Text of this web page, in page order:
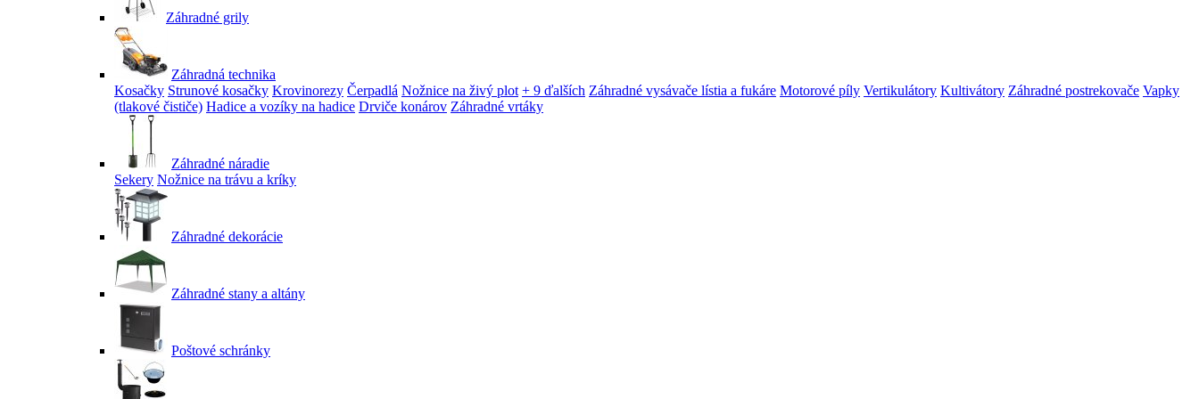
Záhradné grily
Záhradná technika
Kosačky Strunové kosačky Krovinorezy Čerpadlá Nožnice na živý plot + 9 ďalších Záhradné vysávače lístia a fukáre Motorové píly Vertikulátory Kultivátory Záhradné postrekovače Vapky
(tlakové čističe) Hadice a vozíky na hadice Drviče konárov Záhradné vrtáky
Záhradné náradie
Sekery Nožnice na trávu a kríky
Záhradné dekorácie
Záhradné stany a altány
Poštové schránky